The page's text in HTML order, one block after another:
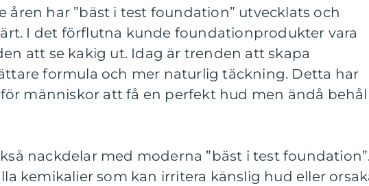
åren har ”bäst i test foundation” utvecklats och
I det förflutna kunde foundationprodukter vara
att se kakig ut. Idag är trenden att skapa
formula och mer naturlig täckning. Detta har
människor att få en perfekt hud men ändå
nackdelar med moderna ”bäst i test foundation”.
kemikalier som kan irritera känslig hud eller